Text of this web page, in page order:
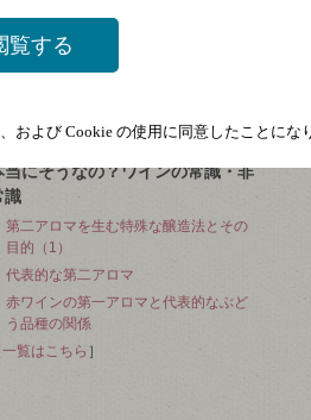
世界のワイナリーから探す
当にそうなの？ワインの常識・非
識
第二アロマを生む特殊な醸造法とその
目的（1）
代表的な第二アロマ
赤ワインの第一アロマと代表的なぶど
う品種の関係
一覧はこちら ］
覧する
、および Cookie の使用に同意したことにな